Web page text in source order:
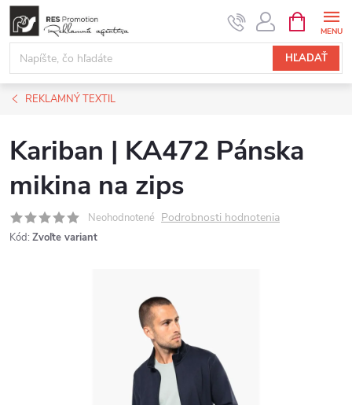
Prejsť
obsah
HĽADAŤ
KOŠÍK
REKLAMNÝ TEXTIL
Kariban | KA472 Pánska
mikina na zips
Neohodnotené Podrobnosti hodnotenia
Kód: Zvoľte variant